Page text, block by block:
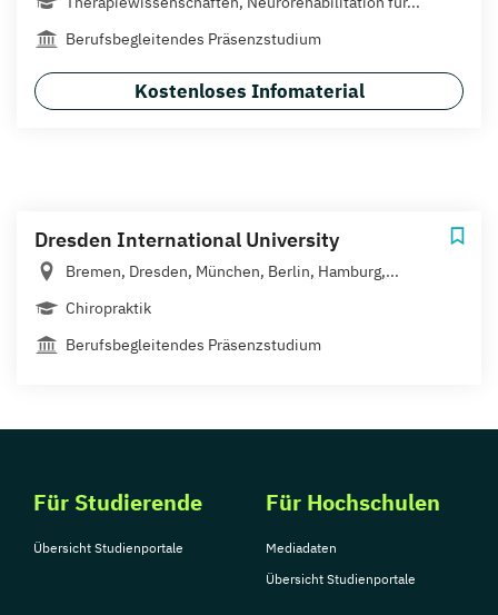
Berufsbegleitendes Präsenzstudium
Kostenloses Infomaterial
Dresden International University
Bremen, Dresden, München, Berlin, Hamburg,...
Chiropraktik
Berufsbegleitendes Präsenzstudium
Für Studierende
Übersicht Studienportale
Für Hochschulen
Mediadaten
Übersicht Studienportale